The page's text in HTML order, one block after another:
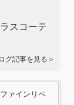
スコーテ
グ記事を見る＞
ァインリペ